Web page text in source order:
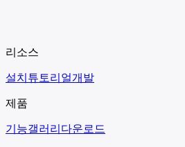
리소스
설치 튜토리얼개발
제품
기능갤러리 다운로드